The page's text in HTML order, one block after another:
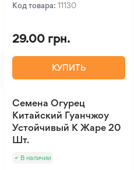
Код товара: 11130
29.00 грн.
КУПИТЬ
Семена Огурец
Китайский Гуанчжоу
Устойчивый К Жаре 20
Шт.
В наличии